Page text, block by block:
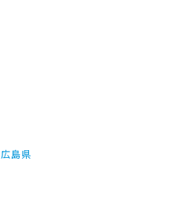
広島県